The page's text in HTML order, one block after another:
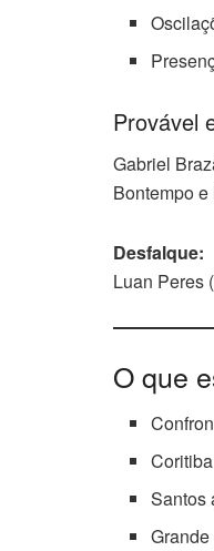
Provável
Gabriel
Bontempo
Desfalque:
Luan Peres
O que
Santos